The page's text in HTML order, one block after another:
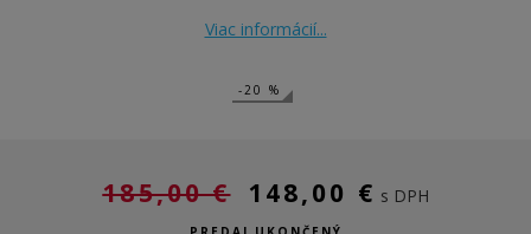
Viac informácií...
-20 %
185,00 € 148,00 € s DPH